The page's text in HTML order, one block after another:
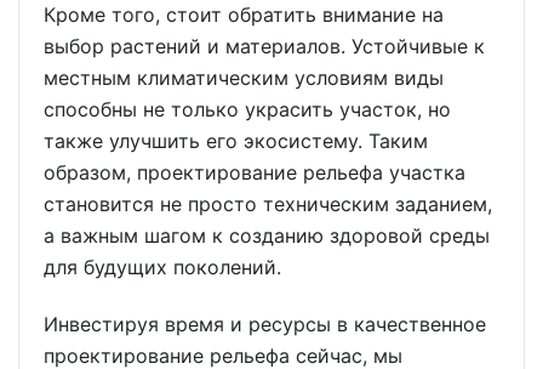
Кроме того, стоит обратить внимание на
выбор растений и материалов. Устойчивые к
местным климатическим условиям виды
способны не только украсить участок, но
также улучшить его экосистему. Таким
образом, проектирование рельефа участка
становится не просто техническим заданием,
а важным шагом к созданию здоровой среды
для будущих поколений.
Инвестируя время и ресурсы в качественное
проектирование рельефа сейчас, мы